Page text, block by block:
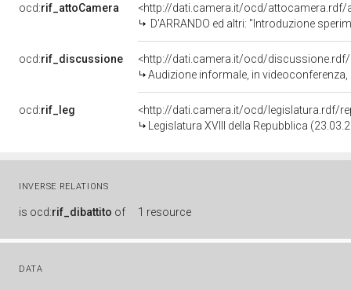
ocd:rif_attoCamera
<http://dati.camera.it/ocd/attocamera.rdf/
D'ARRANDO ed altri: "Introduzione sperimentale
ocd:rif_discussione
<http://dati.camera.it/ocd/discussione.rdf/
Audizione informale, in videoconferenza, di rappresentanti del Forum
ocd:rif_leg
<http://dati.camera.it/ocd/legislatura.rdf/
Legislatura XVIII della Repubblica
INVERSE RELATIONS
is ocd:rif_dibattito of 1 resource
DATA